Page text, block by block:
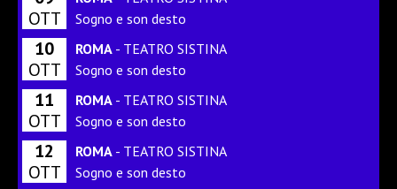
OTT
Sogno e son desto
10
OTT
ROMA - TEATRO SISTINA
Sogno e son desto
11
OTT
ROMA - TEATRO SISTINA
Sogno e son desto
12
OTT
ROMA - TEATRO SISTINA
Sogno e son desto